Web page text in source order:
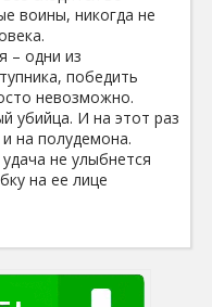
воины, никогда не
– одни из
победить
невозможно.
убийца. И на этот раз
и на полудемона.
не улыбнется
на ее лице